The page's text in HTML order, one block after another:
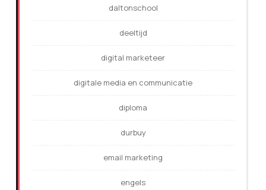
daltonschool
deeltijd
digital marketeer
digitale media en communicatie
diploma
durbuy
email marketing
engels